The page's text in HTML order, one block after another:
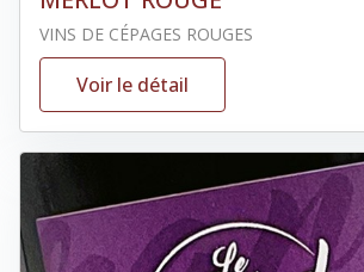
VINS DE CÉPAGES ROUGES
Voir le détail